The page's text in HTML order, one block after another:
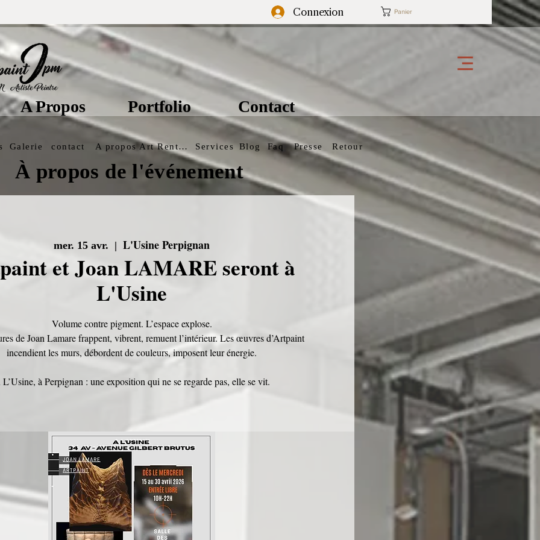
Connexion Panier
A Propos Portfolio Contact
Galerie contact A propos Art Rentals Services Blog Faq Presse Retour
À propos de l'événement
mer. 15 avr.
  |
L'Usine Perpignan
et Joan LAMARE seront à
L'Usine
Volume contre pigment. L’espace explose.
de Joan Lamare frappent, vibrent, remuent l’intérieur. Les œuvres d’Artpaint
incendient les murs, débordent de couleurs, imposent leur énergie.
à Perpignan : une exposition qui ne se regarde pas, elle se vit.